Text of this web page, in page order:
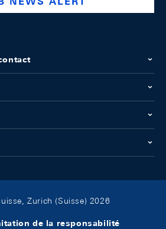
Zurich (Suisse) 2026
de la responsabilité